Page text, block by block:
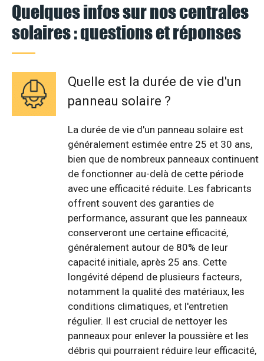
Quelques infos sur nos centrales
solaires : questions et réponses
Quelle est la durée de vie d'un
panneau solaire ?
La durée de vie d'un panneau solaire est
généralement estimée entre 25 et 30 ans,
bien que de nombreux panneaux continuent
de fonctionner au-delà de cette période
avec une efficacité réduite. Les fabricants
offrent souvent des garanties de
performance, assurant que les panneaux
conserveront une certaine efficacité,
généralement autour de 80% de leur
capacité initiale, après 25 ans. Cette
longévité dépend de plusieurs facteurs,
notamment la qualité des matériaux, les
conditions climatiques, et l'entretien
régulier. Il est crucial de nettoyer les
panneaux pour enlever la poussière et les
débris qui pourraient réduire leur efficacité,